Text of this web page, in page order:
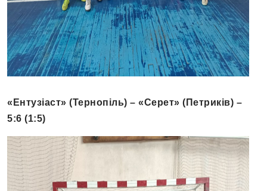
«Ентузіаст» (Тернопіль) – «Серет» (Петриків) –
5:6 (1:5)